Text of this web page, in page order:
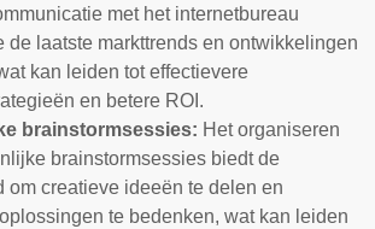
met het internetbureau
de laatste markttrends en ontwikkelingen
kan leiden tot effectievere
en betere ROI.
brainstormsessies: Het organiseren
brainstormsessies biedt de
om creatieve ideeën te delen en
te bedenken, wat kan leiden